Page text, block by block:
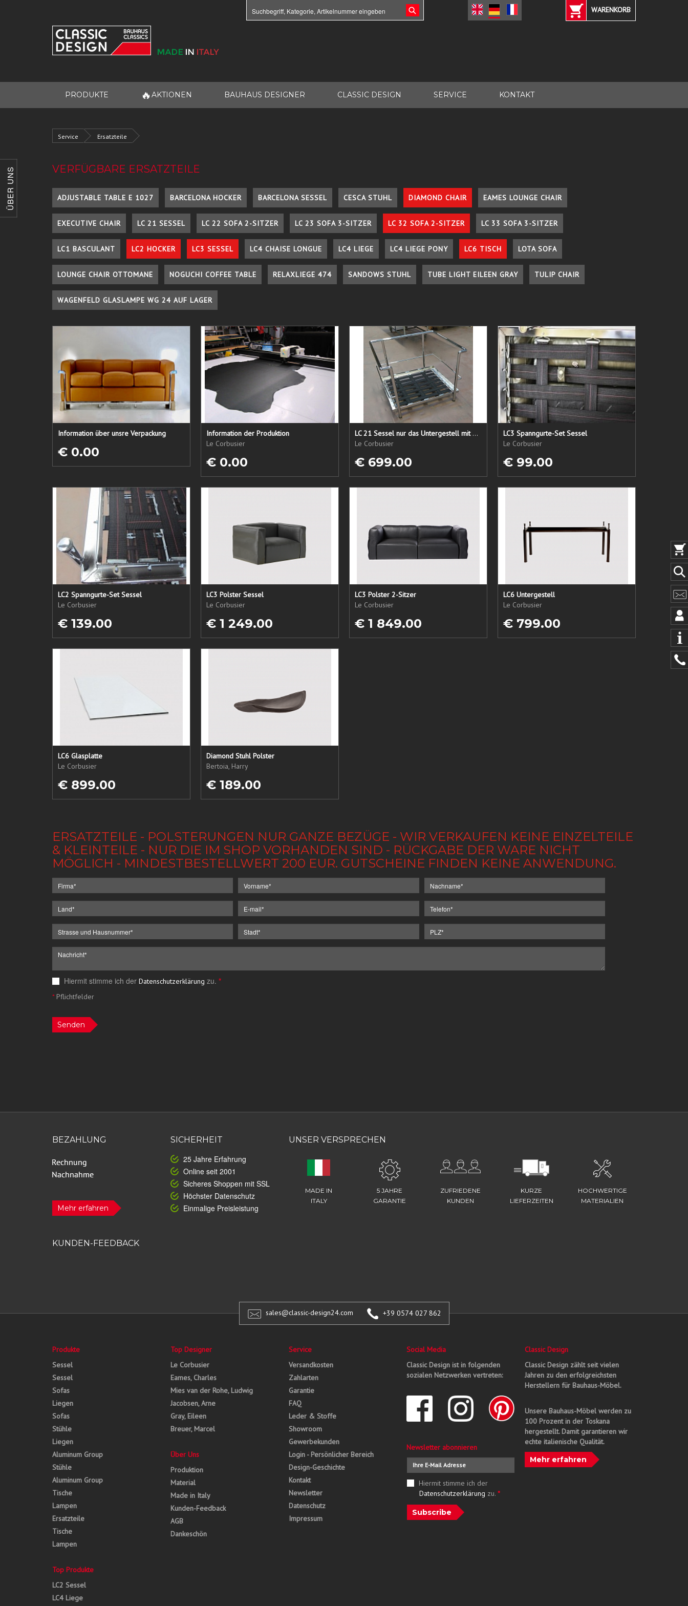
ÜBER UNS
WARENKORB
PRODUKTE 🔥 AKTIONEN BAUHAUS DESIGNER CLASSIC DESIGN SERVICE KONTAKT
Service Ersatzteile
VERFÜGBARE ERSATZTEILE
ADJUSTABLE TABLE E 1027 BARCELONA HOCKER BARCELONA SESSEL CESCA STUHL DIAMOND CHAIR EAMES LOUNGE CHAIR
EXECUTIVE CHAIR LC 21 SESSEL LC 22 SOFA 2-SITZER LC 23 SOFA 3-SITZER LC 32 SOFA 2-SITZER LC 33 SOFA 3-SITZER
LC1 BASCULANT LC2 HOCKER LC3 SESSEL LC4 CHAISE LONGUE LC4 LIEGE LC4 LIEGE PONY LC6 TISCH LOTA SOFA
LOUNGE CHAIR OTTOMANE NOGUCHI COFFEE TABLE RELAXLIEGE 474 SANDOWS STUHL TUBE LIGHT EILEEN GRAY TULIP CHAIR
WAGENFELD GLASLAMPE WG 24 AUF LAGER
Information über unsre Verpackung
€ 0.00
Information der Produktion
Le Corbusier
€ 0.00
LC 21 Sessel nur das Untergestell mit elastischen Straps
Le Corbusier
€ 699.00
LC3 Spanngurte-Set Sessel
Le Corbusier
€ 99.00
LC2 Spanngurte-Set Sessel
Le Corbusier
€ 139.00
LC3 Polster Sessel
Le Corbusier
€ 1 249.00
LC3 Polster 2-Sitzer
Le Corbusier
€ 1 849.00
LC6 Untergestell
Le Corbusier
€ 799.00
LC6 Glasplatte
Le Corbusier
€ 899.00
Diamond Stuhl Polster
Bertoia, Harry
€ 189.00
ERSATZTEILE - POLSTERUNGEN NUR GANZE BEZÜGE - WIR VERKAUFEN KEINE EINZELTEILE
& KLEINTEILE - NUR DIE IM SHOP VORHANDEN SIND - RÜCKGABE DER WARE NICHT
MÖGLICH - MINDESTBESTELLWERT 200 EUR. GUTSCHEINE FINDEN KEINE ANWENDUNG.
Hiermit stimme ich der Datenschutzerklärung zu. *
*Pflichtfelder
Senden
BEZAHLUNG
Mehr erfahren
SICHERHEIT
25 Jahre Erfahrung
Online seit 2001
Sicheres Shoppen mit SSL
Höchster Datenschutz
Einmalige Preisleistung
UNSER VERSPRECHEN
MADE IN
ITALY
5 JAHRE
GARANTIE
ZUFRIEDENE
KUNDEN
KURZE
LIEFERZEITEN
HOCHWERTIGE
MATERIALIEN
KUNDEN-FEEDBACK
sales@classic-design24.com +39 0574 027 862
Produkte
Sessel
Sessel
Sofas
Liegen
Sofas
Stühle
Liegen
Aluminum Group
Stühle
Aluminum Group
Tische
Lampen
Ersatzteile
Tische
Lampen
Top Produkte
LC2 Sessel
LC4 Liege
Top Designer
Le Corbusier
Eames, Charles
Mies van der Rohe, Ludwig
Jacobsen, Arne
Gray, Eileen
Breuer, Marcel
Über Uns
Produktion
Material
Made in Italy
Kunden-Feedback
AGB
Dankeschön
Service
Versandkosten
Zahlarten
Garantie
FAQ
Leder & Stoffe
Showroom
Gewerbekunden
Login - Persönlicher Bereich
Design-Geschichte
Kontakt
Newsletter
Datenschutz
Impressum
Social Media
Classic Design ist in folgenden
sozialen Netzwerken vertreten:
Newsletter abonnieren
Hiermit stimme ich der
Datenschutzerklärung zu. *
Subscribe
Classic Design
Classic Design zählt seit vielen
Jahren zu den erfolgreichsten
Herstellern für Bauhaus-Möbel.
Unsere Bauhaus-Möbel werden zu
100 Prozent in der Toskana
hergestellt. Damit garantieren wir
echte italienische Qualität.
Mehr erfahren